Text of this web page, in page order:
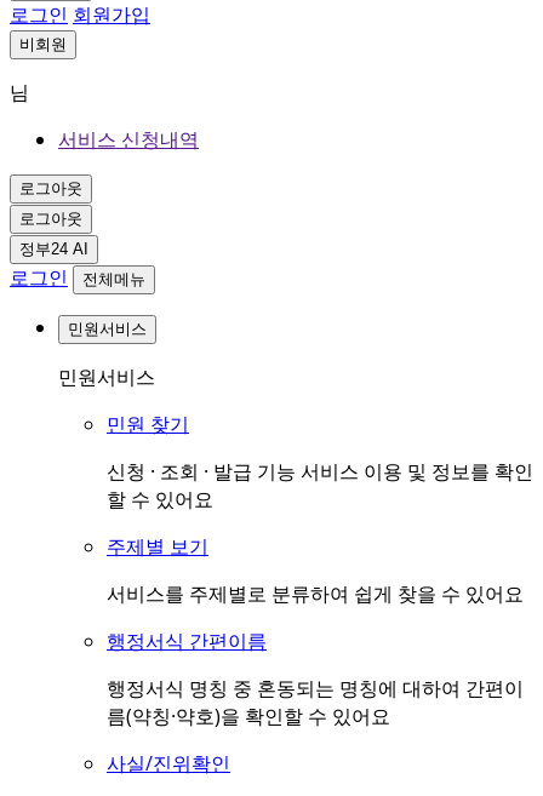
로그인 회원가입
비회원
님
서비스 신청내역
로그아웃
로그아웃
정부24 AI
로그인 전체메뉴
민원서비스
민원서비스
민원 찾기
신청 · 조회 · 발급 기능 서비스 이용 및 정보를 확인
할 수 있어요
주제별 보기
서비스를 주제별로 분류하여 쉽게 찾을 수 있어요
행정서식 간편이름
행정서식 명칭 중 혼동되는 명칭에 대하여 간편이
름(약칭·약호)을 확인할 수 있어요
사실/진위확인